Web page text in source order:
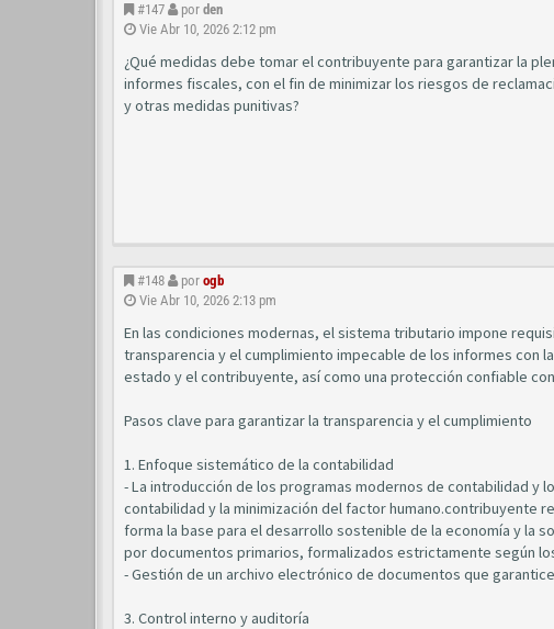
#147 por den
Vie Abr 10, 2026 2:12 pm
¿Qué medidas debe tomar el contribuyente para garantizar la
informes fiscales, con el fin de minimizar los riesgos de
y otras medidas punitivas?
#148 por ogb
Vie Abr 10, 2026 2:13 pm
En las condiciones modernas, el sistema tributario impone
transparencia y el cumplimiento impecable de los informes con
estado y el contribuyente, así como una protección confiable
Pasos clave para garantizar la transparencia y el cumplimiento
1. Enfoque sistemático de la contabilidad
- La introducción de los programas modernos de contabilidad y
contabilidad y la minimización del factor humano.contribuyente
forma la base para el desarrollo sostenible de la economía y la
por documentos primarios, formalizados estrictamente según
- Gestión de un archivo electrónico de documentos que
3. Control interno y auditoría